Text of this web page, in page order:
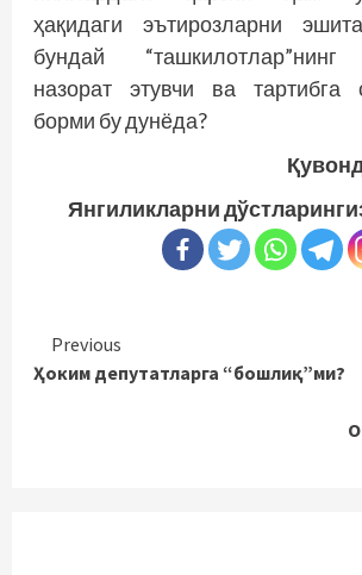
ҳақидаги эътирозларни
бундай
назорат этувчи ва тартибга
борми бу дунёда?
Янгиликларни
Continue
Reading
Previous
Ҳоким депутатларга “бошлиқ”ми?